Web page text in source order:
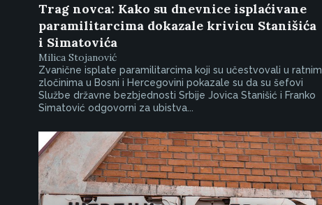
Trag novca: Kako su dnevnice isplaćivane
paramilitarcima dokazale krivicu Stanišića
i Simatovića
Milica Stojanović
Zvanične isplate paramilitarcima koji su učestvovali u ratnim
zločinima u Bosni i Hercegovini pokazale su da su šefovi
Službe državne bezbjednosti Srbije Jovica Stanišić i Franko
Simatović odgovorni za ubistva...